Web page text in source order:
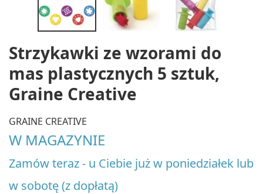
Strzykawki ze wzorami do
mas plastycznych 5 sztuk,
Graine Creative
GRAINE CREATIVE
W MAGAZYNIE
Zamów teraz - u Ciebie już w poniedziałek lub
w sobotę (z dopłatą)